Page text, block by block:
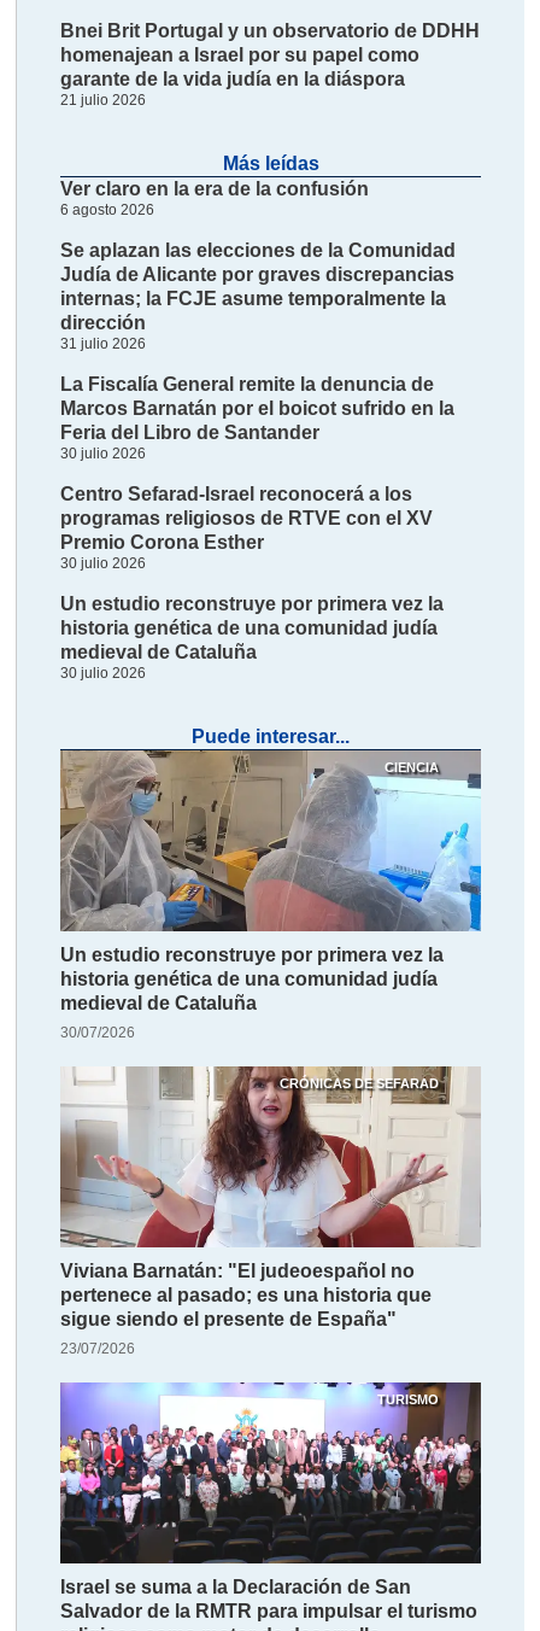
Bnei Brit Portugal y un observatorio de DDHH
homenajean a Israel por su papel como
garante de la vida judía en la diáspora
21 julio 2026
Más leídas
Ver claro en la era de la confusión
6 agosto 2026
Se aplazan las elecciones de la Comunidad
Judía de Alicante por graves discrepancias
internas; la FCJE asume temporalmente la
dirección
31 julio 2026
La Fiscalía General remite la denuncia de
Marcos Barnatán por el boicot sufrido en la
Feria del Libro de Santander
30 julio 2026
Centro Sefarad-Israel reconocerá a los
programas religiosos de RTVE con el XV
Premio Corona Esther
30 julio 2026
Un estudio reconstruye por primera vez la
historia genética de una comunidad judía
medieval de Cataluña
30 julio 2026
Puede interesar...
CIENCIA
Un estudio reconstruye por primera vez la
historia genética de una comunidad judía
medieval de Cataluña
30/07/2026
CRÓNICAS DE SEFARAD
Viviana Barnatán: "El judeoespañol no
pertenece al pasado; es una historia que
sigue siendo el presente de España"
23/07/2026
TURISMO
Israel se suma a la Declaración de San
Salvador de la RMTR para impulsar el turismo